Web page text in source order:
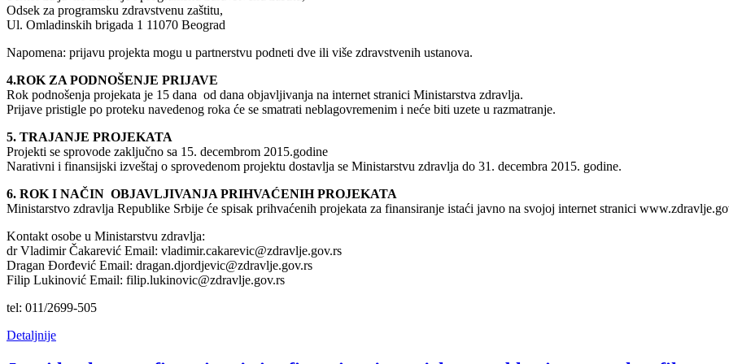
Odsek za programsku zdravstvenu zaštitu,
Ul. Omladinskih brigada 1 11070 Beograd
Napomena: prijavu projekta mogu u partnerstvu podneti dve ili više zdravstvenih ustanova.
4.ROK ZA PODNOŠENJE PRIJAVE
Rok podnošenja projekata je 15 dana od dana objavljivanja na internet stranici Ministarstva zdravlja.
Prijave pristigle po proteku navedenog roka će se smatrati neblagovremenim i neće biti uzete u razmatranje.
5. TRAJANJE PROJEKATA
Projekti se sprovode zaključno sa 15. decembrom 2015.godine
Narativni i finansijski izveštaj o sprovedenom projektu dostavlja se Ministarstvu zdravlja do 31. decembra 2015. godine.
6. ROK I NAČIN OBJAVLJIVANJA PRIHVAĆENIH PROJEKATA
Ministarstvo zdravlja Republike Srbije će spisak prihvaćenih projekata za finansiranje istaći javno na svojoj internet stranici
Kontakt osobe u Ministarstvu zdravlja:
dr Vladimir Čakarević Email: vladimir.cakarevic@zdravlje.gov.rs
Dragan Đorđević Email: dragan.djordjevic@zdravlje.gov.rs
Filip Lukinović Email: filip.lukinovic@zdravlje.gov.rs
tel: 011/2699-505
Detaljnije